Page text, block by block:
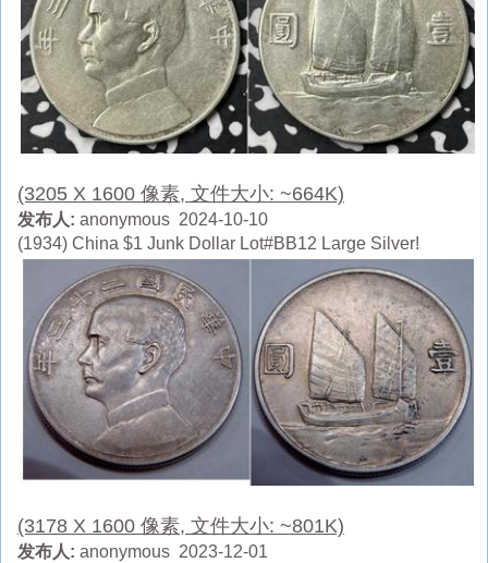
(3205 X 1600 像素, 文件大小: ~664K)
发布人: anonymous 2024-10-10
(1934) China $1 Junk Dollar Lot#BB12 Large Silver!
(3178 X 1600 像素, 文件大小: ~801K)
发布人: anonymous 2023-12-01